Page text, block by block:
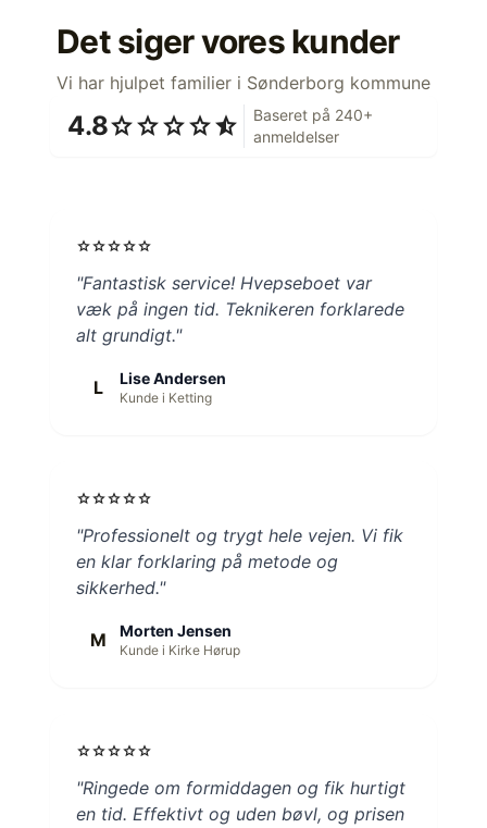
Det siger vores kunder
Vi har hjulpet familier i Sønderborg kommune
4.8starstarstarstarstar_half
Baseret på 240+
anmeldelser
starstarstarstarstar
"Fantastisk service! Hvepseboet var
væk på ingen tid. Teknikeren forklarede
alt grundigt."
L Lise Andersen
Kunde i Ketting
starstarstarstarstar
"Professionelt og trygt hele vejen. Vi fik
en klar forklaring på metode og
sikkerhed."
M Morten Jensen
Kunde i Kirke Hørup
starstarstarstarstar
"Ringede om formiddagen og fik hurtigt
en tid. Effektivt og uden bøvl, og prisen